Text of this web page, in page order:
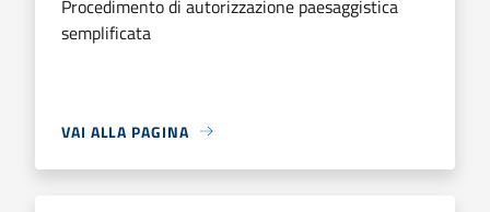
Procedimento di autorizzazione paesaggistica
semplificata
VAI ALLA PAGINA